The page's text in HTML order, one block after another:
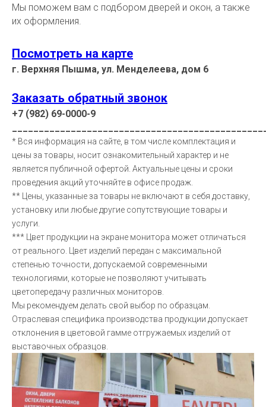
Мы поможем вам с подбором дверей и окон, а также
их оформления.
Посмотреть на карте
г. Верхняя Пышма, ул. Менделеева, дом 6
Заказать обратный звонок
+7 (982) 69-0000-9
* Вся информация на сайте, в том числе комплектация и
цены за товары, носит ознакомительный характер и не
является публичной офертой. Актуальные цены и сроки
проведения акций уточняйте в офисе продаж.
** Цены, указанные за товары не включают в себя доставку,
установку или любые другие сопутствующие товары и
услуги.
*** Цвет продукции на экране монитора может отличаться
от реального. Цвет изделий передан с максимальной
степенью точности, допускаемой современными
технологиями, которые не позволяют учитывать
цветопередачу различных мониторов.
Мы рекомендуем делать свой выбор по образцам.
Отраслевая специфика производства продукции допускает
отклонения в цветовой гамме отгружаемых изделий от
выставочных образцов.